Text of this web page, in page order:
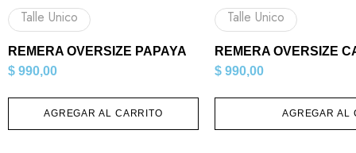
Talle Unico
REMERA OVERSIZE PAPAYA
$ 990,00
AGREGAR AL CARRITO
Talle Unico
REMERA OVERSIZE
$ 990,00
AGREGAR AL